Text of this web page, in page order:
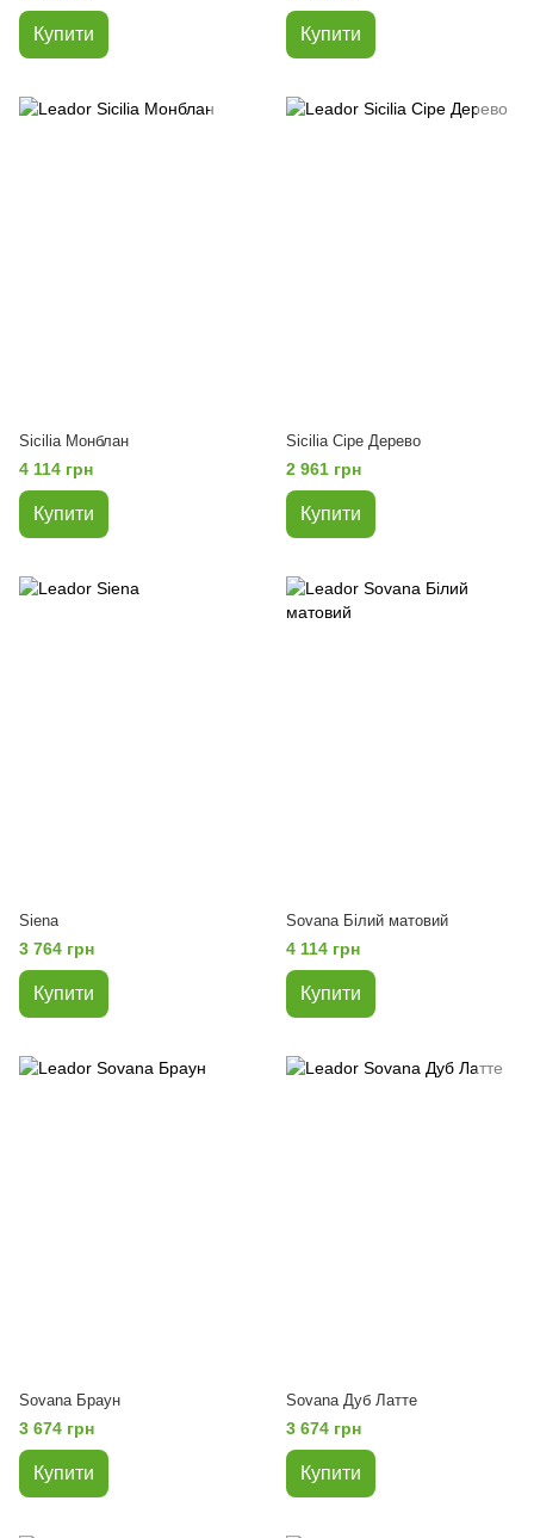
Купити Купити
Sicilia Монблан
4 114 грн
Купити
Sicilia Сіре Дерево
2 961 грн
Купити
Siena
3 764 грн
Купити
Sovana Білий матовий
4 114 грн
Купити
Sovana Браун
3 674 грн
Купити
Sovana Дуб Латте
3 674 грн
Купити